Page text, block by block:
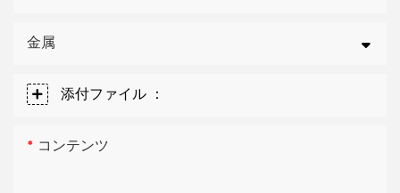
金属
添付ファイル ：
コンテンツ